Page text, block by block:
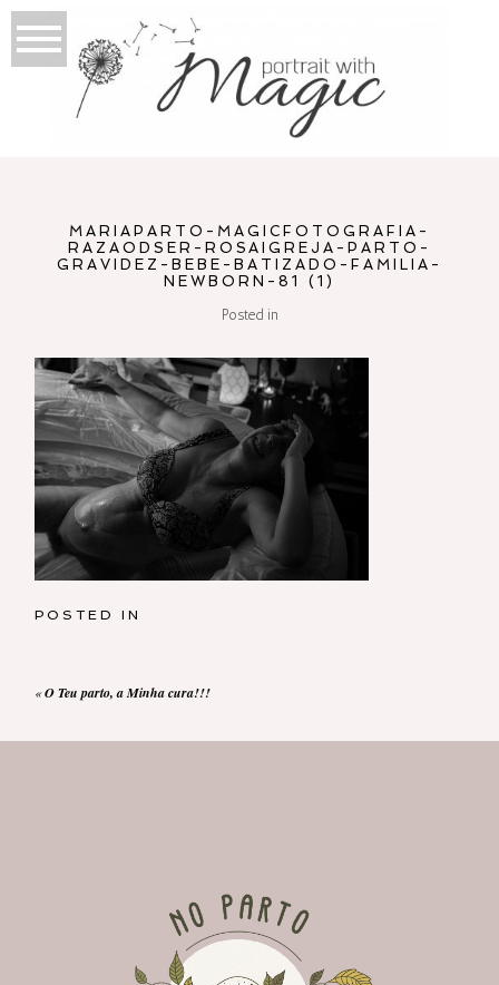
MARIAPARTO-MAGICFOTOGRAFIA-
RAZAODSER-ROSAIGREJA-PARTO-
GRAVIDEZ-BEBE-BATIZADO-FAMILIA-
NEWBORN-81 (1)
Posted in
POSTED IN
«O Teu parto, a Minha cura!!!